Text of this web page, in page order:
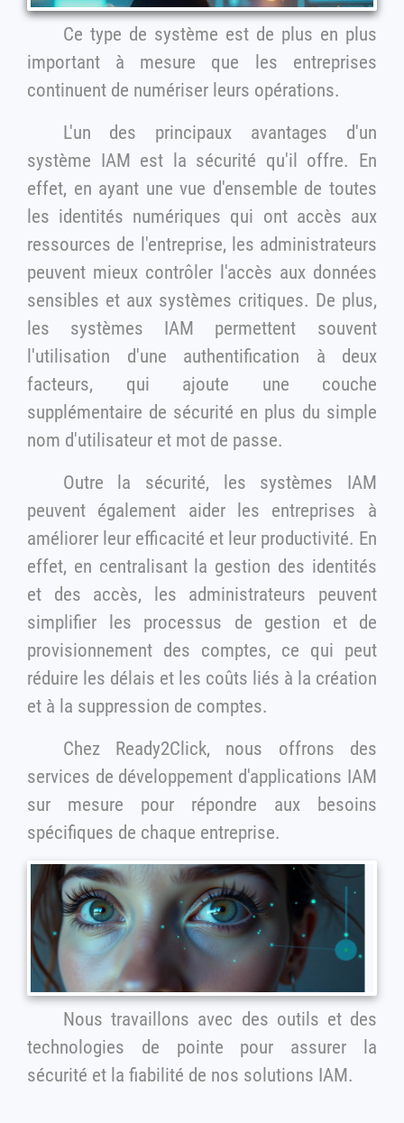
Ce type de système est de plus en plus
important à mesure que les entreprises
continuent de numériser leurs opérations.
L'un des principaux avantages d'un
système IAM est la sécurité qu'il offre. En
effet, en ayant une vue d'ensemble de toutes
les identités numériques qui ont accès aux
ressources de l'entreprise, les administrateurs
peuvent mieux contrôler l'accès aux données
sensibles et aux systèmes critiques. De plus,
les systèmes IAM permettent souvent
l'utilisation d'une authentification à deux
facteurs, qui ajoute une couche
supplémentaire de sécurité en plus du simple
nom d'utilisateur et mot de passe.
Outre la sécurité, les systèmes IAM
peuvent également aider les entreprises à
améliorer leur efficacité et leur productivité. En
effet, en centralisant la gestion des identités
et des accès, les administrateurs peuvent
simplifier les processus de gestion et de
provisionnement des comptes, ce qui peut
réduire les délais et les coûts liés à la création
et à la suppression de comptes.
Chez Ready2Click, nous offrons des
services de développement d'applications IAM
sur mesure pour répondre aux besoins
spécifiques de chaque entreprise.
Nous travaillons avec des outils et des
technologies de pointe pour assurer la
sécurité et la fiabilité de nos solutions IAM.